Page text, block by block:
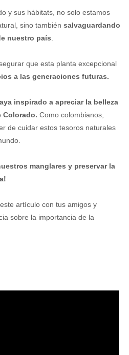
y sus hábitats, no solo estamos
sino también salvaguardando
nuestro país
que esta planta excepcional
a las generaciones futuras.
inspirado a apreciar la belleza
Colorado. Como colombianos,
de cuidar estos tesoros naturales
manglares y preservar la
artículo con tus amigos y
sobre la importancia de la